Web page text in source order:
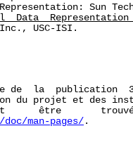
Sun
Data  Representation
USC-ISI.
de  la  publication
du projet et des
être
man-pages/ .